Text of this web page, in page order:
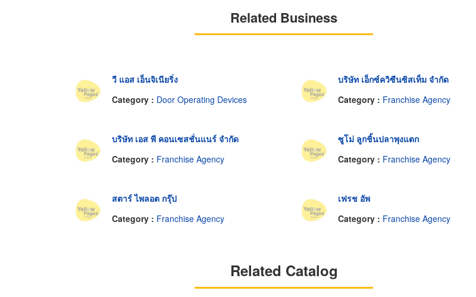
Related Business
วี แอส เอ็นจิเนียริ่ง
Category : Door Operating Devices
บริษัท เอ็กซ์ควิซีนซิสเท็ม จำกัด
Category : Franchise Agency
บริษัท เอส พี คอนเซสชั่นแนร์ จำกัด
Category : Franchise Agency
ซูโม่ ลูกชิ้นปลาพุงแตก
Category : Franchise Agency
สตาร์ ไพลอต กรุ๊ป
Category : Franchise Agency
เฟรช อัพ
Category : Franchise Agency
Related Catalog